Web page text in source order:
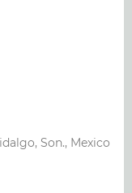
Son., Mexico